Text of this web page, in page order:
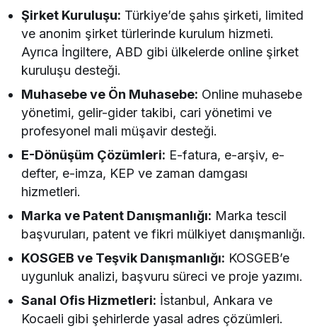
Şirket Kuruluşu: Türkiye’de şahıs şirketi, limited
ve anonim şirket türlerinde kurulum hizmeti.
Ayrıca İngiltere, ABD gibi ülkelerde online şirket
kuruluşu desteği.
Muhasebe ve Ön Muhasebe: Online muhasebe
yönetimi, gelir-gider takibi, cari yönetimi ve
profesyonel mali müşavir desteği.
E-Dönüşüm Çözümleri: E-fatura, e-arşiv, e-
defter, e-imza, KEP ve zaman damgası
hizmetleri.
Marka ve Patent Danışmanlığı: Marka tescil
başvuruları, patent ve fikri mülkiyet danışmanlığı.
KOSGEB ve Teşvik Danışmanlığı: KOSGEB’e
uygunluk analizi, başvuru süreci ve proje yazımı.
Sanal Ofis Hizmetleri: İstanbul, Ankara ve
Kocaeli gibi şehirlerde yasal adres çözümleri.